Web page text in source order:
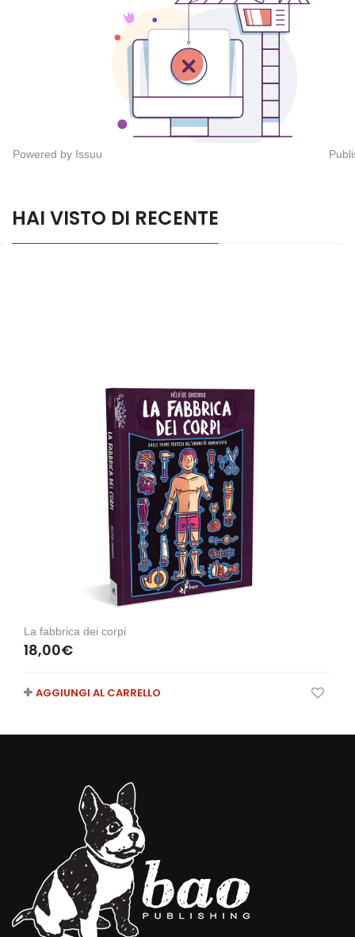
Powered by Issuu
HAI VISTO DI RECENTE
La fabbrica dei corpi
18,00€
AGGIUNGI AL CARRELLO